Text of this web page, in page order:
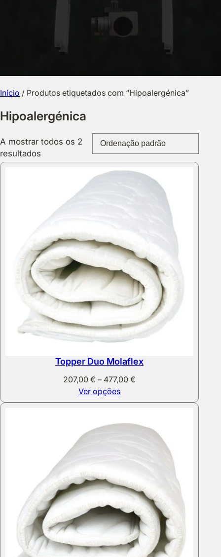
Início / Produtos etiquetados com “Hipoalergénica”
Hipoalergénica
A mostrar todos os 2
resultados
Topper Duo Molaflex
207,00€ – 477,00€
207,00 €
477,00 €
Ver opções